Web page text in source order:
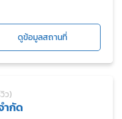
ดูข้อมูลสถานที่
ว)
ำกัด